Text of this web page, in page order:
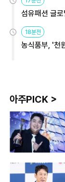
섬유패션 글
18분전
농식품부, '천
아주PICK >